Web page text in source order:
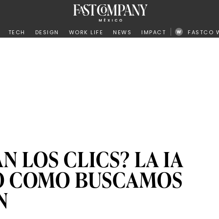
TECH DESIGN WORK LIFE NEWS IMPACT FASTCO
LOS CLICS? LA IA
BUSCAMOS